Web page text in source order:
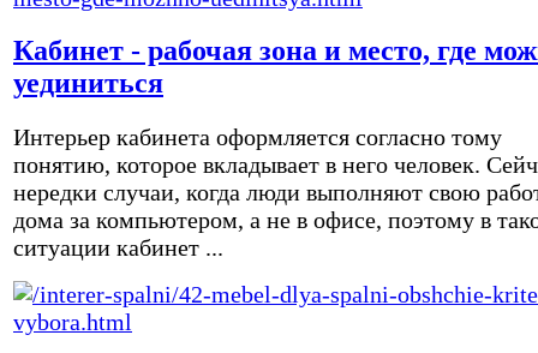
Кабинет - рабочая зона и место, где
уединиться
Интерьер кабинета оформляется согласно тому
понятию, которое вкладывает в него человек.
нередки случаи, когда люди выполняют свою
дома за компьютером, а не в офисе, поэтому в
ситуации кабинет ...